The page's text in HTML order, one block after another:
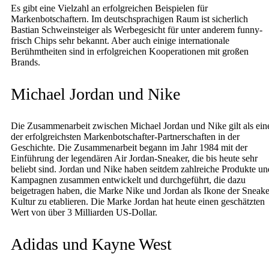
Es gibt eine Vielzahl an erfolgreichen Beispielen für
Markenbotschaftern. Im deutschsprachigen Raum ist sicherlich
Bastian Schweinsteiger als Werbegesicht für unter anderem funny-
frisch Chips sehr bekannt. Aber auch einige internationale
Berühmtheiten sind in erfolgreichen Kooperationen mit großen
Brands.
Michael Jordan und Nike
Die Zusammenarbeit zwischen Michael Jordan und Nike gilt als
der erfolgreichsten Markenbotschafter-Partnerschaften in der
Geschichte. Die Zusammenarbeit begann im Jahr 1984 mit der
Einführung der legendären Air Jordan-Sneaker, die bis heute sehr
beliebt sind. Jordan und Nike haben seitdem zahlreiche Produkte
Kampagnen zusammen entwickelt und durchgeführt, die dazu
beigetragen haben, die Marke Nike und Jordan als Ikone der
Kultur zu etablieren. Die Marke Jordan hat heute einen geschätzten
Wert von über 3 Milliarden US-Dollar.
Adidas und Kayne West